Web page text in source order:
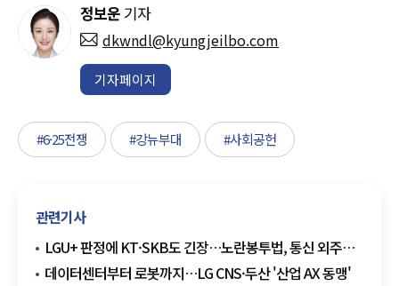
정보운 기자
dkwndl@kyungjeilbo.com
기자페이지
#6·25전쟁 #강뉴부대 #사회공헌
관련기사
LGU+ 판정에 KT·SKB도 긴장…노란봉투법, 통신 외주
구조 흔든다
데이터센터부터 로봇까지…LG CNS·두산 '산업 AX 동맹'